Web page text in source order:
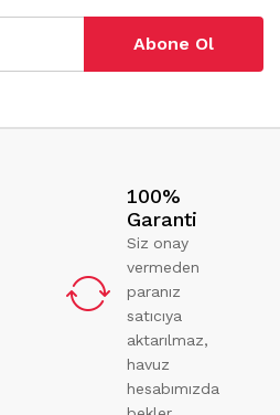
Abone Ol
100%
Garanti
Siz onay
vermeden
paranız
satıcıya
aktarılmaz,
havuz
hesabımızda